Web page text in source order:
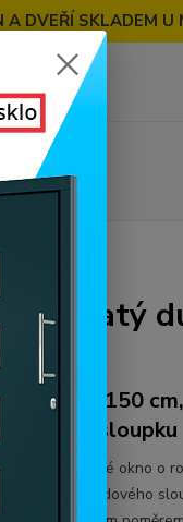
DVEŘÍ SKLADEM U
7000
zlatý
150x150
sloupku
plastové okno o
bez středového